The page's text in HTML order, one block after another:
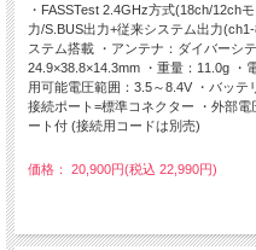
・FASSTest 2.4GHz方式(18ch/12ch
力/S.BUS出力+従来システム出力
ステム搭載 ・アンテナ：ダイバーシ
24.9×38.8×14.3mm ・重量：11.0g ・
用可能電圧範囲：3.5～8.4V ・バッ
接続ポート=標準コネクター ・外部
ート付 (接続用コードは別売)
価格： 20,900円(税込 22,990円)